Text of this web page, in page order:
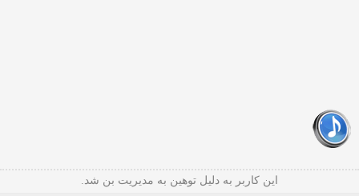
این کاربر به دلیل توهین به مدیریت بن شد.